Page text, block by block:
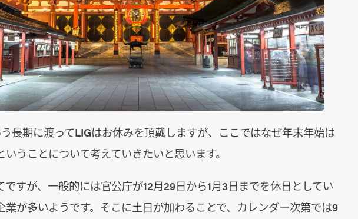
長期に渡ってLIGはお休みを頂戴しますが、ここではなぜ年末年始は
うことについて考えていきたいと思います。
ですが、一般的には官公庁が12月29日から1月3日までを休日としてい
業が多いようです。そこに土日が加わることで、カレンダー次第では9